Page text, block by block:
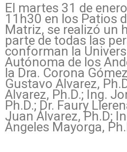
El martes 31 de
11h30 en los Patios
Matriz, se realizó un
parte de todas las
conforman la
Autónoma de los
la Dra. Corona
Gustavo Alvarez,
Alvarez, Ph.D.; Ing.
Ph.D.; Dr. Faury
Juan Álvarez, Ph.D;
Ángeles Mayorga,